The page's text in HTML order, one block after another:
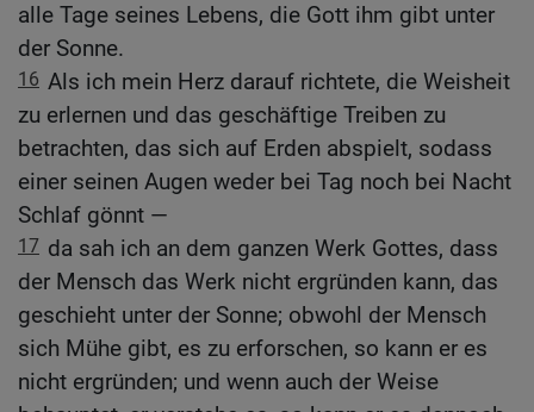
alle Tage seines Lebens, die Gott ihm gibt unter
der Sonne.
16 Als ich mein Herz darauf richtete, die Weisheit
zu erlernen und das geschäftige Treiben zu
betrachten, das sich auf Erden abspielt, sodass
einer seinen Augen weder bei Tag noch bei Nacht
Schlaf gönnt —
17 da sah ich an dem ganzen Werk Gottes, dass
der Mensch das Werk nicht ergründen kann, das
geschieht unter der Sonne; obwohl der Mensch
sich Mühe gibt, es zu erforschen, so kann er es
nicht ergründen; und wenn auch der Weise